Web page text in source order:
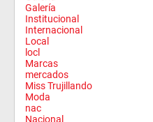
Galería
Institucional
Internacional
Local
locl
Marcas
mercados
Miss Trujillando
Moda
nac
Nacional